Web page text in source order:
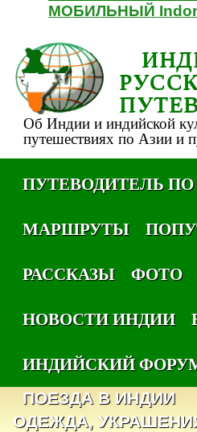
МОБИЛЬНЫЙ
Об Индии и индийской
путешествиях по Азии и
ПУТЕВОДИТЕЛЬ
МАРШРУТЫ
РАССКАЗЫ
ФОТО
НОВОСТИ ИНДИИ
ИНДИЙСКИЙ
ПОЕЗДА В ИНДИИ
ОДЕЖДА,